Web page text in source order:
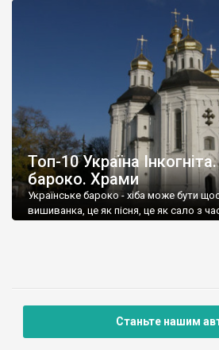
Топ-10 Україна
бароко. Храми
Українське бароко - хіба може бути
вишиванка, це як пісня, це як сало з
Станьте нашим